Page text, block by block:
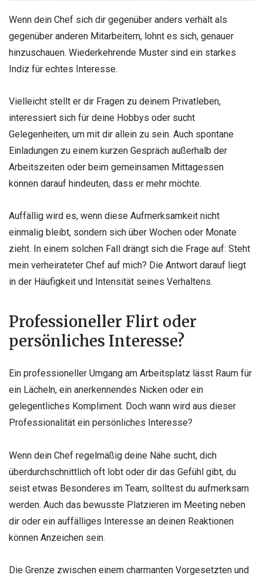
Wenn dein Chef sich dir gegenüber anders verhält als
gegenüber anderen Mitarbeitern, lohnt es sich, genauer
hinzuschauen. Wiederkehrende Muster sind ein starkes
Indiz für echtes Interesse.
Vielleicht stellt er dir Fragen zu deinem Privatleben,
interessiert sich für deine Hobbys oder sucht
Gelegenheiten, um mit dir allein zu sein. Auch spontane
Einladungen zu einem kurzen Gespräch außerhalb der
Arbeitszeiten oder beim gemeinsamen Mittagessen
können darauf hindeuten, dass er mehr möchte.
Auffällig wird es, wenn diese Aufmerksamkeit nicht
einmalig bleibt, sondern sich über Wochen oder Monate
zieht. In einem solchen Fall drängt sich die Frage auf: Steht
mein verheirateter Chef auf mich? Die Antwort darauf liegt
in der Häufigkeit und Intensität seines Verhaltens.
Professioneller Flirt oder
persönliches Interesse?
Ein professioneller Umgang am Arbeitsplatz lässt Raum für
ein Lächeln, ein anerkennendes Nicken oder ein
gelegentliches Kompliment. Doch wann wird aus dieser
Professionalität ein persönliches Interesse?
Wenn dein Chef regelmäßig deine Nähe sucht, dich
überdurchschnittlich oft lobt oder dir das Gefühl gibt, du
seist etwas Besonderes im Team, solltest du aufmerksam
werden. Auch das bewusste Platzieren im Meeting neben
dir oder ein auffälliges Interesse an deinen Reaktionen
können Anzeichen sein.
Die Grenze zwischen einem charmanten Vorgesetzten und